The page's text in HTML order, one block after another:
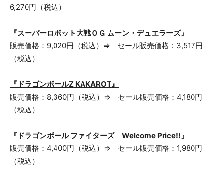
6,270円（税込）
『スーパーロボット大戦ＯＧ ムーン・デュエラーズ』
販売価格：9,020円（税込）⇒ セール販売価格：3,517円
（税込）
『ドラゴンボールZ KAKAROT』
販売価格：8,360円（税込）⇒ セール販売価格：4,180円
（税込）
『ドラゴンボール ファイターズ Welcome Price!!』
販売価格：4,400円（税込）⇒ セール販売価格：1,980円
（税込）